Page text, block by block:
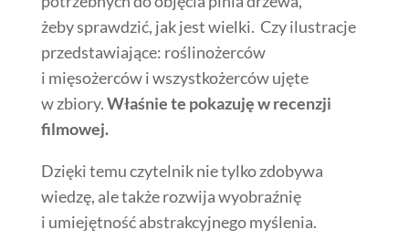
żeby sprawdzić, jak jest wielki. Czy ilustracje
przedstawiające: roślinożerców
i mięsożerców i wszystkożerców ujęte
w zbiory.Właśnie te pokazuję w recenzji
filmowej.
Dzięki temu czytelnik nie tylko zdobywa
wiedzę, ale także rozwija wyobraźnię
i umiejętność abstrakcyjnego myślenia.